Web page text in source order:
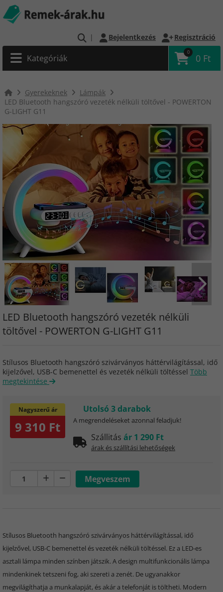
| Bejelentkezés Regisztráció
Kategóriák
0
0 Ft
Gyerekeknek
Lámpák
LED Bluetooth hangszóró vezeték nélküli töltővel - POWERTON
G-LIGHT G11
LED Bluetooth hangszóró vezeték nélküli
töltővel - POWERTON G-LIGHT G11
Stílusos Bluetooth hangszóró szivárványos háttérvilágítással, idő
kijelzővel, USB-C bemenettel és vezeték nélküli töltéssel Több
megtekintése
Nagyszerű ár
9 310 Ft
Utolsó 3 darabok
A megrendeléseket azonnal feladjuk!
Szállitás ár 1 290 Ft
árak és szállítási lehetőségek
Stílusos Bluetooth hangszóró szivárványos háttérvilágítással, idő
kijelzővel, USB-C bemenettel és vezeték nélküli töltéssel. Ez a LED-es
asztali lámpa minden színben játszik. A design multifunkcionális lámpa
mindenkinek tetszeni fog, aki szereti a zenét. De ugyanakkor
megvilágíthatja a munkalapját, és akár a telefonját is töltheti. Modern